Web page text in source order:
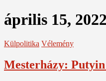
április 15, 2022
Külpolitika Vélemény
Mesterházy: